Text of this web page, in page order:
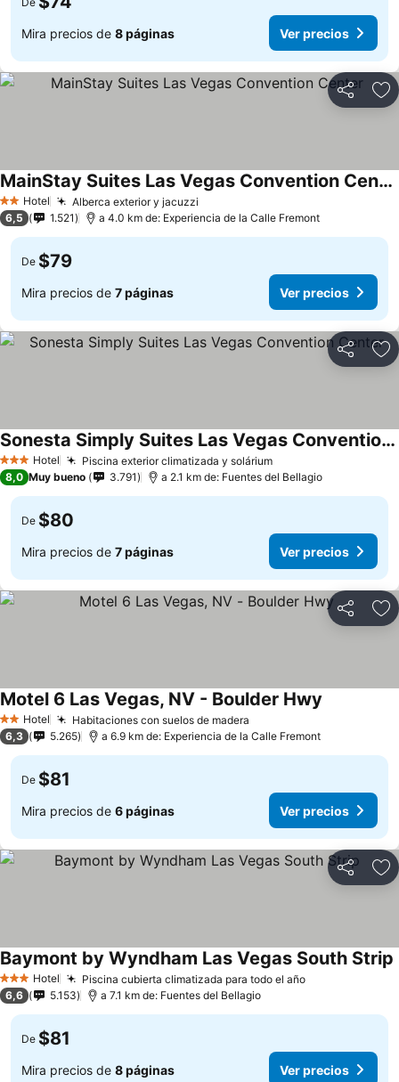
Mira precios de 8 páginas Ver precios
Compartir
2 Estrellas
Hotel Alberca exterior y jacuzzi
MainStay Suites Las Vegas Convention Center
6,5 1.521 a 4.0 km de: Experiencia de la Calle Fremont
De $79
Mira precios de 7 páginas Ver precios
Compartir
3 Estrellas
Hotel Piscina exterior climatizada y solárium
Sonesta Simply Suites Las Vegas Convention Center
8,0 Muy bueno 3.791 a 2.1 km de: Fuentes del Bellagio
De $80
Mira precios de 7 páginas Ver precios
Compartir
2 Estrellas
Hotel Habitaciones con suelos de madera
Motel 6 Las Vegas, NV - Boulder Hwy
6,3 5.265 a 6.9 km de: Experiencia de la Calle Fremont
De $81
Mira precios de 6 páginas Ver precios
Compartir
3 Estrellas
Hotel Piscina cubierta climatizada para todo el año
Baymont by Wyndham Las Vegas South Strip
6,6 5.153 a 7.1 km de: Fuentes del Bellagio
De $81
Mira precios de 8 páginas Ver precios